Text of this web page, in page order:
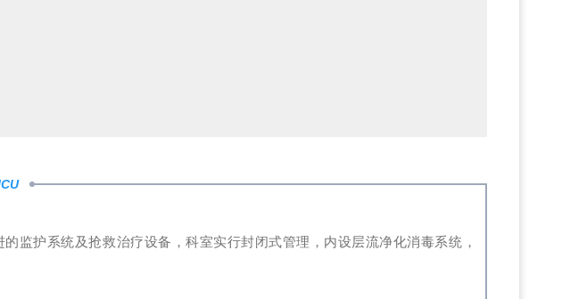
的监护系统及抢救治疗设备，科室实行封闭式管理，内设层流净化消毒系统，